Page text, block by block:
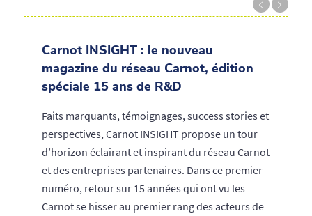
Carnot INSIGHT : le nouveau
magazine du réseau Carnot, édition
spéciale 15 ans de R&D
Faits marquants, témoignages, success stories et
perspectives, Carnot INSIGHT propose un tour
d’horizon éclairant et inspirant du réseau Carnot
et des entreprises partenaires. Dans ce premier
numéro, retour sur 15 années qui ont vu les
Carnot se hisser au premier rang des acteurs de